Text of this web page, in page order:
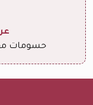
حسومات